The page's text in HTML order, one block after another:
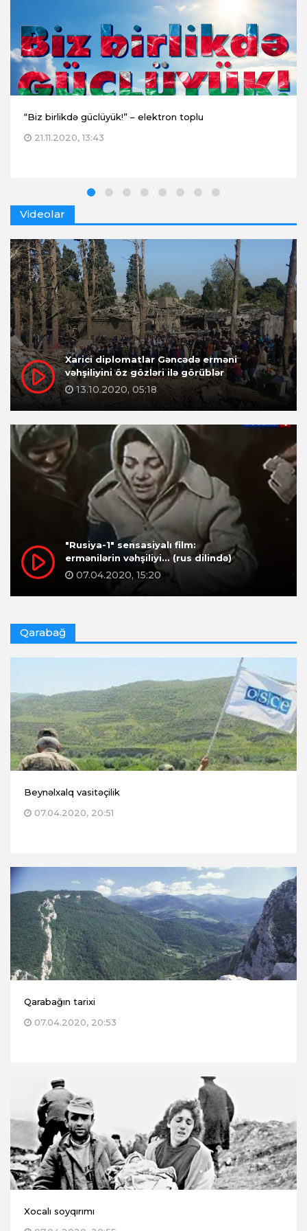
“Biz birlikdə güclüyük!” – elektron toplu
21.11.2020, 13:43
Videolar
Xarici diplomatlar Gəncədə erməni
vəhşiliyini öz gözləri ilə görüblər
13.10.2020, 05:18
"Rusiya-1" sensasiyalı film:
ermənilərin vəhşiliyi... (rus dilində)
07.04.2020, 15:20
Qarabağ
Beynəlxalq vasitəçilik
07.04.2020, 20:51
Qarabağın tarixi
07.04.2020, 20:53
Xocalı soyqırımı